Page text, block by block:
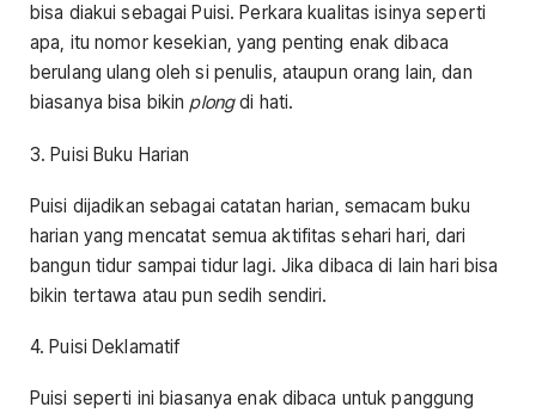
bisa diakui sebagai Puisi. Perkara kualitas isinya seperti
apa, itu nomor kesekian, yang penting enak dibaca
berulang ulang oleh si penulis, ataupun orang lain, dan
biasanya bisa bikin plongdi hati.
3. Puisi Buku Harian
Puisi dijadikan sebagai catatan harian, semacam buku
harian yang mencatat semua aktifitas sehari hari, dari
bangun tidur sampai tidur lagi. Jika dibaca di lain hari bisa
bikin tertawa atau pun sedih sendiri.
4. Puisi Deklamatif
Puisi seperti ini biasanya enak dibaca untuk panggung